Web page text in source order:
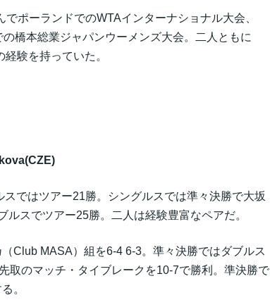
ポーランドでのWTAインターナショナル大会、
橋本総業ジャパンウーメンズ大会。二人ともに
験を持っていた。
ではツアー21勝。シングルスでは準々決勝で大坂
スでツアー25勝。二人は経験豊富なペアだ。
Club MASA）組を6-4 6-3。準々決勝ではダブルス
取のマッチ・タイブレークを10-7で勝利。準決勝で
。